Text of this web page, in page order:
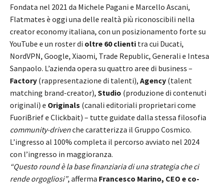
Fondata nel 2021 da Michele Pagani e Marcello Ascani,
Flatmates è oggi una delle realtà più riconoscibili nella
creator economy italiana, con un posizionamento forte su
YouTube e un roster di oltre 60 clienti tra cui Ducati,
NordVPN, Google, Xiaomi, Trade Republic, Generali e Intesa
Sanpaolo. L’azienda opera su quattro aree di business –
Factory (rappresentazione di talenti), Agency (talent
matching brand-creator), Studio (produzione di contenuti
originali) e Originals (canali editoriali proprietari come
FuoriBrief e Clickbait) – tutte guidate dalla stessa filosofia
community-drivenche caratterizza il Gruppo Cosmico.
L’ingresso al 100% completa il percorso avviato nel 2024
con l’ingresso in maggioranza.
“Questo round è la base finanziaria di una strategia che ci
rende orgogliosi”, afferma Francesco Marino, CEO e co-